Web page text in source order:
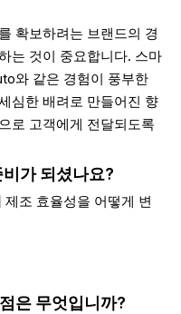
확보하려는 브랜드의 경
는 것이 중요합니다. 스마
와 같은 경험이 풍부한
심한 배려로 만들어진 향
로 고객에게 전달되도록
가 되셨나요?
제조 효율성을 어떻게 변
은 무엇입니까?